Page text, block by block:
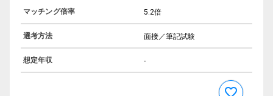
マッチング倍率 5.2倍
選考方法 面接／筆記試験
想定年収 -